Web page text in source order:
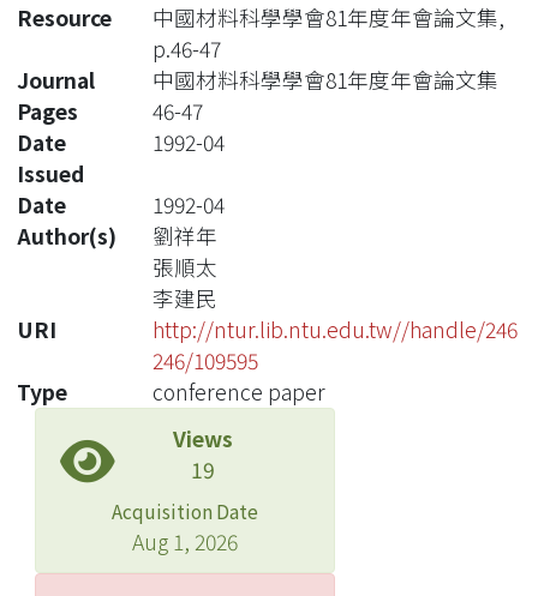
Resource
中國材料科學學會81年度年會論文集,
p.46-47
Journal
中國材料科學學會81年度年會論文集
Pages
46-47
Date
Issued
1992-04
Date
1992-04
Author(s)
劉祥年
張順太
李建民
URI
http://ntur.lib.ntu.edu.tw//handle/246
246/109595
Type
conference paper
Views
19
Acquisition Date
Aug 1, 2026